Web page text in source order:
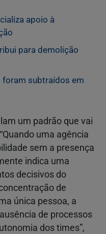
apoio à
para demolição
subtraídos em
um padrão que vai
uma agência
sem a presença
indica uma
decisivos do
de
única pessoa, a
de processos
dos times”,